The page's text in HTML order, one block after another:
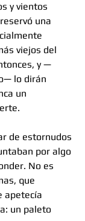
y vientos
una
viejos del
y —
lo dirán
un
de estornudos
por algo
No es
que
apetecía
un paleto